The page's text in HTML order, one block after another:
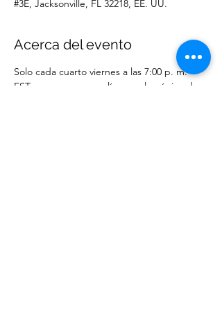
#3E, Jacksonville, FL 32218, EE. UU.
Acerca del evento
Solo cada cuarto viernes a las 7:00 p. m.
EST en persona o en línea en la página de